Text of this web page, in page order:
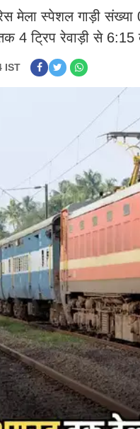
मेला स्पेशल गाड़ी
4 ट्रिप रेवाड़ी से 6:15
IST